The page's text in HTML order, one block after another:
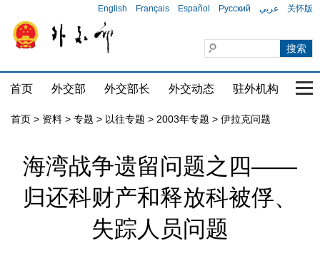
English Français Español Русский عربي 关怀版
首页 外交部 外交部长 外交动态 驻外机构 国
首页 > 资料 > 专题 > 以往专题 > 2003年专题 > 伊拉克问题
海湾战争遗留问题之四——
归还科财产和释放科被俘、
失踪人员问题